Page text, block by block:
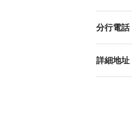
分行電話
詳細地址